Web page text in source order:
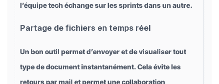
l’équipe tech échange sur les sprints dans un autre.
Partage de fichiers en temps réel
Un bon outil permet d’envoyer et de visualiser tout
type de document instantanément. Cela évite les
retours par mail et permet une collaboration